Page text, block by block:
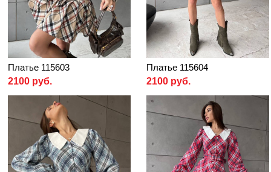
Платье 115603
2100 руб.
Платье 115604
2100 руб.